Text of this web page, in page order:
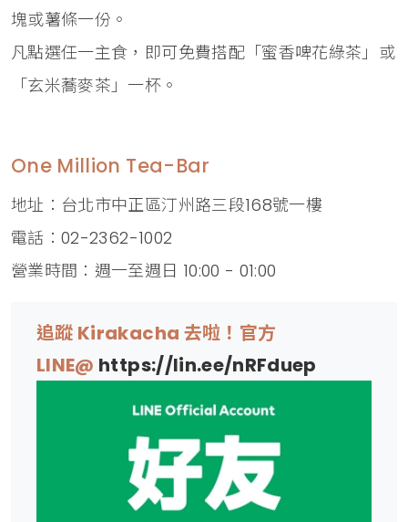
塊或薯條一份。
凡點選任一主食，即可免費搭配「蜜香啤花綠茶」或
「玄米蕎麥茶」一杯。
One Million Tea-Bar
地址：台北市中正區汀州路三段168號一樓
電話：02-2362-1002
營業時間：週一至週日 10:00 - 01:00
追蹤 Kirakacha 去啦！官方
LINE@ https://lin.ee/nRFduep